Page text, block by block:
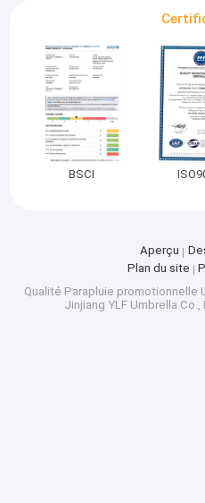
BSCI
Aperçu
Plan du site
Qualité Parapluie promotionnelle
Jinjiang YLF Umbrella